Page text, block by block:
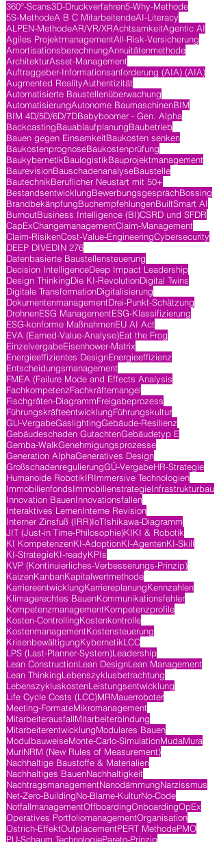
360°-Scans3D-Druckverfahren5-Why-Methode
5S-MethodeA B C MitarbeitendeAI-Literacy
ALPEN-MethodeAR/VR/XRAchtsamkeitAgentic AI
Agiles ProjektmanagementAll-Risk-Versicherung
AmortisationsberechnungAnnuitätenmethode
ArchitekturAsset-Management
Auftraggeber-Informationsanforderung (AIA) (AIA)
Augmented RealityAuthentizität
Automatisierte Baustellenüberwachung
AutomatisierungAutonome BaumaschinenBIM
BIM 4D/5D/6D/7DBabyboomer - Gen. Alpha
BackcastingBauablaufplanungBaubetrieb
Bauen gegen EinsamkeitBaukosten senken
BaukostenprognoseBaukostenprüfung
BaukybernetikBaulogistikBauprojektmanagement
BaurevisionBauschadenanalyseBaustelle
BautechnikBeruflicher Neustart mit 50+
BestandsentwicklungBewerbungsgesprächBossing
BrandbekänpfungBuchempfehlungenBuiltSmart AI
BurnoutBusiness Intelligence (BI)CSRD und SFDR
CapExChangemanagementClaim-Management
Claim-RisikenCost-Value-EngineeringCybersecurity
DEEP DIVEDIN 276
Datenbasierte Baustellensteuerung
Decision IntelligenceDeep Impact Leadership
Design ThinkingDie KI-RevolutionDigital Twins
Digitale TransformationDigitalisierung
DokumentenmanagementDrei-Punkt-Schätzung
DrohnenESG ManagementESG-Klassifizierung
ESG-konforme MaßnahmenEU AI Act
EVA (Earned-Value-Analyse)Eat the Frog
EinzelvergabeEisenhower-Matrix
Energieeffizientes DesignEnergieeffizienz
Entscheidungsmanagement
FMEA (Failure Mode and Effects Analysis
FachkompetenzFachkräftemangel
Fischgräten-DiagrammFreigabeprozess
FührungskräfteentwicklungFührungskultur
GU-VergabeGaslightingGebäude-Resilienz
Gebäudeschaden GutachtenGebäudetyp E
Gemba-WalkGenehmigungsprozesse
Generation AlphaGeneratives Design
GroßschadenregulierungGÜ-VergabeHR-Strategie
Humanoide RobotikIRImmersive Technologien
ImmobilienfondsImmobilienstrategieInfrastrukturbau
Innovation BauenInnovationsfallen
Interaktives LernenInterne Revision
Interner Zinsfuß (IRR)IoTIshikawa-Diagramm
JIT (Just-in Time-Philosophie)KIKI & Robotik
KI KompetenzenKI-AdoptionKI-AgentenKI-Skill
KI-StrategieKI-readyKPIs
KVP (Kontinuierliches-Verbesserungs-Prinzip)
KaizenKanbanKapitalwertmethode
KarriereentwicklungKarriereplanungKennzahlen
Klimagerechtes BauenKommunikationsfehler
KompetenzmanagementKompetenzprofile
Kosten-ControllingKostenkontrolle
KostenmanagementKostensteuerung
KrisenbewältigungKybernetikLCC
LPS (Last-Planner-System)Leadership
Lean ConstructionLean DesignLean Management
Lean ThinkingLebenszyklusbetrachtung
LebenszykluskostenLeistungsentwicklung
Life Cycle Costs (LCC)MRMauerroboter
Meeting-FormateMikromanagement
MitarbeiterausfallMitarbeiterbindung
MitarbeiterentwicklungModulares Bauen
ModulbauweiseMonte-Carlo-SimulationMudaMura
MuriNRM (New Rules of Measurement)
Nachhaltige Baustoffe & Materialien
Nachhaltiges BauenNachhaltigkeit
NachtragsmanagementNanodämmungNarzissmus
Net-Zero-BuildingNo-Blame-KulturNo-Code
NotfallmanagementOffboardingOnboardingOpEx
Operatives PortfoliomanagementOrganisation
Ostrich-EffektOutplacementPERT MethodePMO
PU-Schaum TechnologiePareto-Prinzip